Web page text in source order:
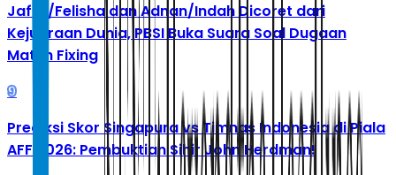
Jafar/Felisha dan Adnan/Indah Dicoret dari
Kejuaraan Dunia, PBSI Buka Suara Soal Dugaan
Match Fixing
9
Prediksi Skor Singapura vs Timnas Indonesia di Piala
AFF 2026: Pembuktian Sihir John Herdman!